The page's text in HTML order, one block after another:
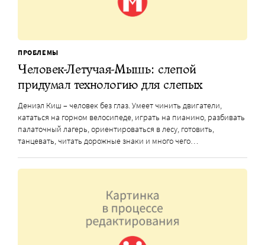
ПРОБЛЕМЫ
Человек-Летучая-Мышь: слепой
придумал технологию для слепых
Дениэл Киш – человек без глаз. Умеет чинить двигатели,
кататься на горном велосипеде, играть на пианино, разбивать
палаточный лагерь, ориентироваться в лесу, готовить,
танцевать, читать дорожные знаки и много чего…